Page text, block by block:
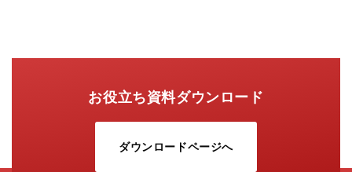
お役立ち資料ダウンロード
ダウンロードページへ